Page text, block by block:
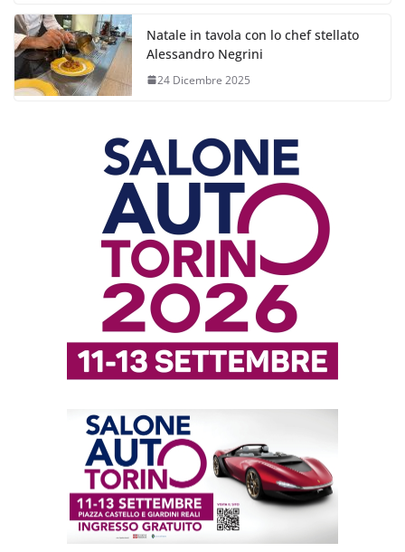
Natale in tavola con lo chef stellato
Alessandro Negrini
24 Dicembre 2025